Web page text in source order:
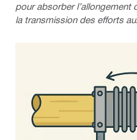
pour absorber l’allongement
la transmission des efforts